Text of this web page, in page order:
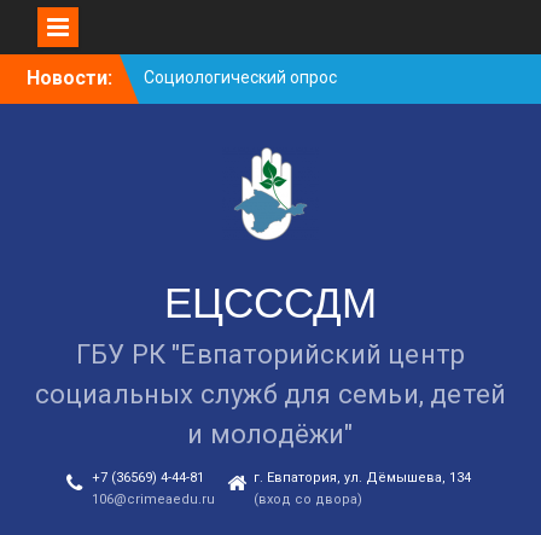
SkipНовости:
Cоциологический опрос
граждан старше 55 лет по
Уличная акция
«Здоровью — ДА!
Наркотикам — НЕТ!»
Занятие в рамках школы
ЕЦСССДМ
ГБУ РК "Евпаторийский центр
социальных служб для семьи, детей
и молодёжи"
+7 (36569) 4-44-81
106@crimeaedu.ru
г. Евпатория, ул. Дёмышева, 134
(вход со двора)